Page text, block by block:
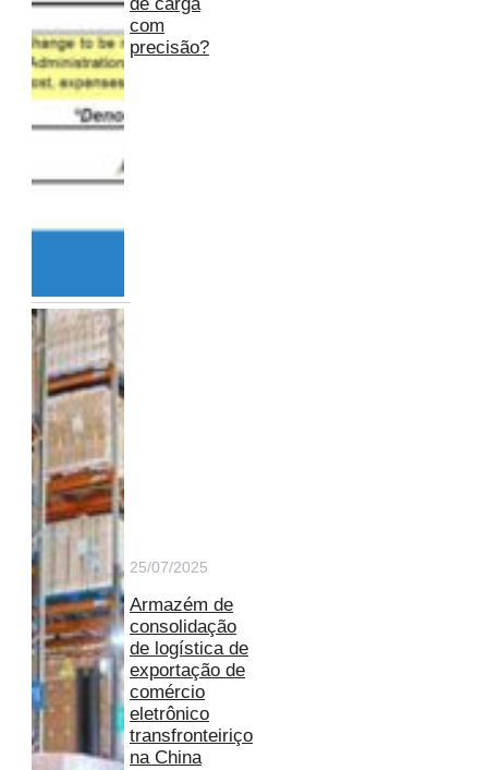
com
precisão?
25/07/2025
Armazém de
consolidação
de logística de
exportação de
comércio
eletrônico
transfronteiriço
na China